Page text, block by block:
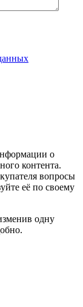
о
контента.
вопросы
её по своему
одну